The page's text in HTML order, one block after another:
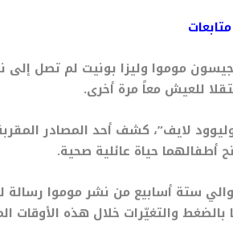
موموا وليزا بونيت لم تصل إلى
للعيش معاً مرة أخرى.
لايف”، كشف أحد المصادر
أطفالهما حياة عائلية صحية.
ستة أسابيع من نشر موموا
والتغيّرات خلال هذه الأوقات